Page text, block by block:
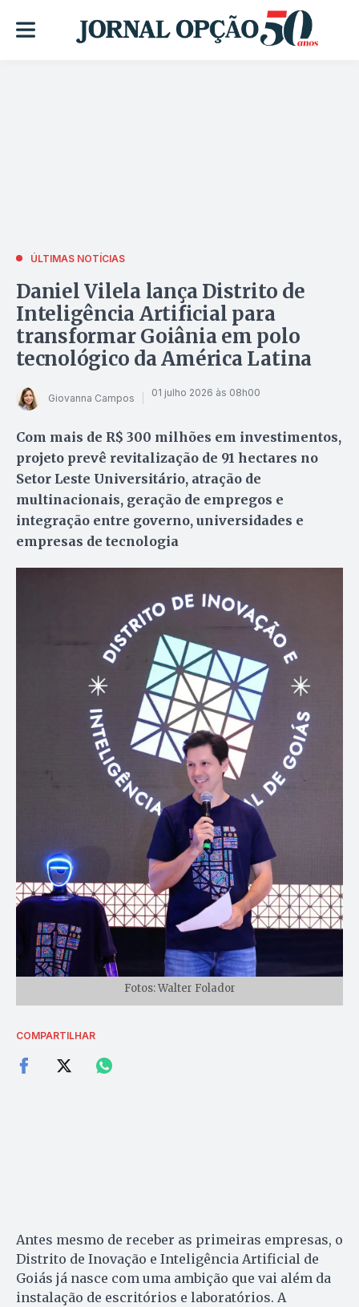
ÚLTIMAS NOTÍCIAS
Daniel Vilela lança Distrito de
Inteligência Artificial para
transformar Goiânia em polo
tecnológico da América Latina
Giovanna Campos 01 julho 2026 às 08h00
Com mais de R$ 300 milhões em investimentos,
projeto prevê revitalização de 91 hectares no
Setor Leste Universitário, atração de
multinacionais, geração de empregos e
integração entre governo, universidades e
empresas de tecnologia
Fotos: Walter Folador
COMPARTILHAR
Antes mesmo de receber as primeiras empresas, o
Distrito de Inovação e Inteligência Artificial de
Goiás já nasce com uma ambição que vai além da
instalação de escritórios e laboratórios. A